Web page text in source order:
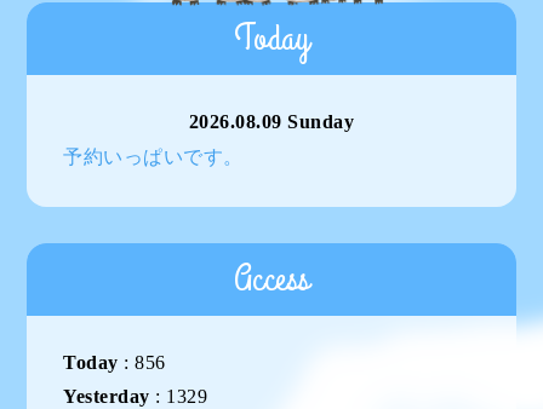
Today
2026.08.09 Sunday
予約いっぱいです。
Access
Today :856
Yesterday : 1329